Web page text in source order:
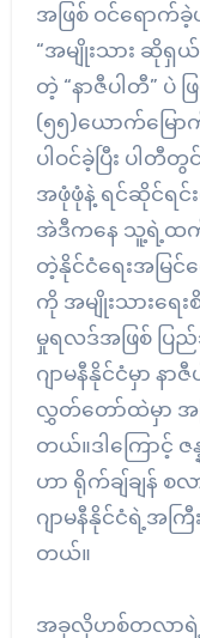
အဖြစ် ဝင်ရော
“အမျိုးသား ဆိုရှယ်
တဲ့ “နာဇီပါတီ” ပဲ
(၅၅)ယောက်မြေ
ပါဝင်ခဲ့ပြီး ပါတီ
အဖုံဖုံနဲ့ ရင်ဆိုင်ရင်း
အဲဒီကနေ သူ့ရဲ့ထက်
တဲ့နိုင်ငံရေးအမြ
ကို အမျိုးသားရေး
မှုရလဒ်အဖြစ် ပြ
ဂျာမနီနိုင်ငံမှာ န
လွှတ်တော်ထဲမှာ အက
တယ်။ဒါကြောင့်
ဟာ ရိုက်ချ်ချန် စလ
ဂျာမနီနိုင်ငံရဲ့အက
တယ်။
အခုလိုဟစ်တလာ